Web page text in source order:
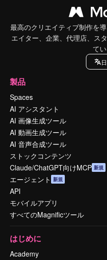
最高のクリエイティブ制作を
エイター、企業、代理店、ス
てい
製品
Spaces
AI アシスタント
AI 画像生成ツール
AI 動画生成ツール
AI 音声合成ツール
ストックコンテンツ
Claude/ChatGPT向けMCP 新規
エージェント 新規
API
モバイルアプリ
すべてのMagnificツール
はじめに
Academy